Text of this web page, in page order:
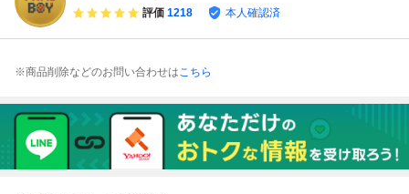
評価 1218 本人確認済
※商品削除などのお問い合わせはこちら